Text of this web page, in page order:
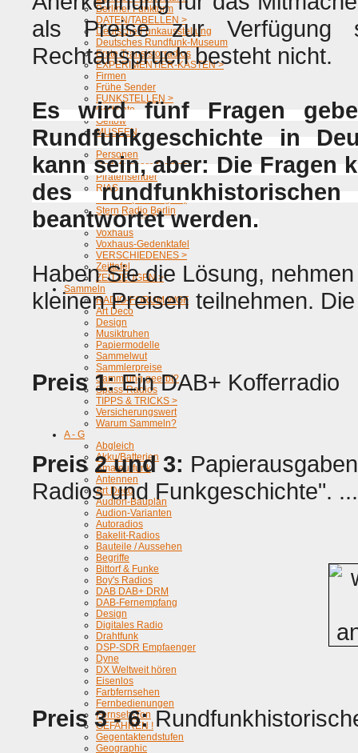
Berliner Funkturm
DATEN/TABELLEN >
Deutsche Funkausstellung
Deutsches Rundfunk-Museum
Erste Transistorradios
EXPERIMENTIER-KÄSTEN >
Firmen
Frühe Sender
FUNKSTELLEN >
Gedichte
Geltow
MUSEEN
SAMMLUNGEN >
Personen
Rettet unsere Radios
Piratensender
RIAS
Sacrow (Der Beginn)
Stern Radio Berlin
Volksempfänger
Voxhaus
Voxhaus-Gedenktafel
VERSCHIEDENES >
Zeittafel
ZEITZEUGEN >
Sammeln
RADIO-FORUM WGF
Art Deco
Design
Musiktruhen
Papiermodelle
Sammelwut
Sammlerpreise
Sammlung geerbt?
Spass-Radios
TIPPS & TRICKS >
Versicherungswert
Warum Sammeln?
A - G
Abgleich
Akku/Batterien
Amateurfunk
Antennen
Art Deco
Audion-Bauplan
Audion-Varianten
Autoradios
Bakelit-Radios
Bauteile / Aussehen
Begriffe
Bittorf & Funke
Boy's Radios
DAB DAB+ DRM
DAB-Fernempfang
Design
Digitales Radio
Drahtfunk
DSP-SDR Empfaenger
Dyne
DX Weltweit hören
Eisenlos
Farbfernsehen
Fernbedienungen
Fernseh-Ton
GEFAHREN !
Gegentaktendstufen
Geographic
als Preise zur Verfügung
Rechtanspruch besteht nicht.
Es wird fünf Fragen
Rundfunkgeschichte in
kann sein, aber: Die Fragen
des
beantwortet werden.
Haben Sie die Lösung,
kleinen Preisen teilnehmen.
Preis 1:Ein DAB+ Kofferradio
Preis 2 und 3:
Radios und Funkgeschichte".
Preis 3 - 6: